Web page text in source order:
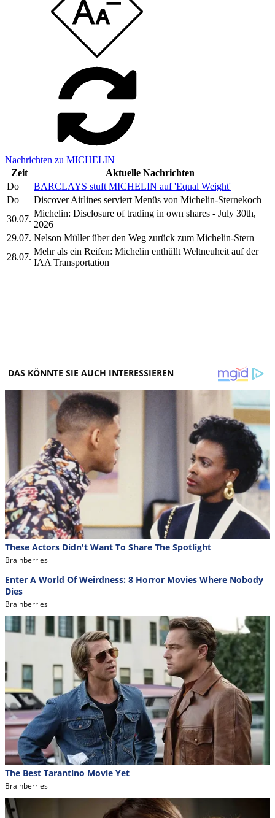
Nachrichten zu MICHELIN
Zeit
Aktuelle Nachrichten
Do
BARCLAYS stuft MICHELIN auf 'Equal Weight'
Do
Discover Airlines serviert Menüs von Michelin-Sternekoch
30.07.
Michelin: Disclosure of trading in own shares - July 30th,
2026
29.07. Nelson Müller über den Weg zurück zum Michelin-Stern
28.07.
Mehr als ein Reifen: Michelin enthüllt Weltneuheit auf der
IAA Transportation